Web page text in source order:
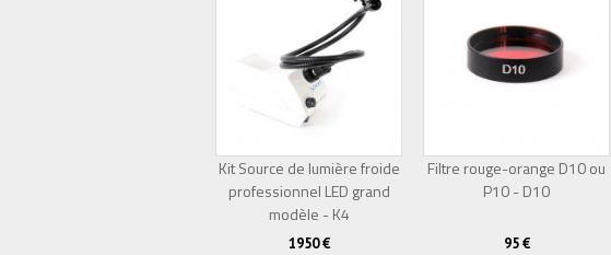
Épuisé
Kit Source de lumière froide
professionnel LED grand
modèle - K4
1950 €
Filtre rouge-orange D10 ou
P10 - D10
95 €